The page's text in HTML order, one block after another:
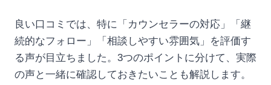
良い口コミでは、特に「カウンセラーの対応」「継
続的なフォロー」「相談しやすい雰囲気」を評価す
る声が目立ちました。3つのポイントに分けて、実際
の声と一緒に確認しておきたいことも解説します。